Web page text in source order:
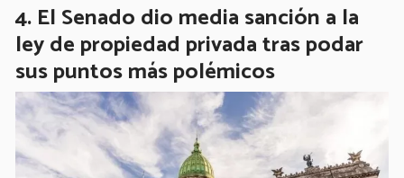
El Senado dio media sanción a la
ley de propiedad privada tras podar
sus puntos más polémicos